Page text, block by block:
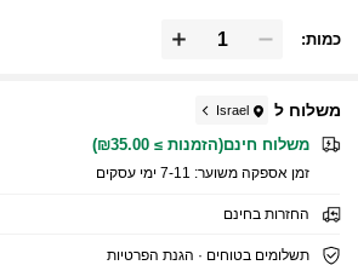
כמות:
משלוח ל Israel
משלוח חינם(הזמנות ≥ ₪35.00)
זמן אספקה ​​משוער: 7-11 ימי עסקים
החזרות בחינם
תשלומים בטוחים · הגנת הפרטיות